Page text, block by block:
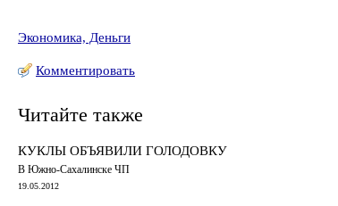
Экономика, Деньги
Комментировать
Читайте также
КУКЛЫ ОБЪЯВИЛИ ГОЛОДОВКУ
В Южно-Сахалинске ЧП
19.05.2012